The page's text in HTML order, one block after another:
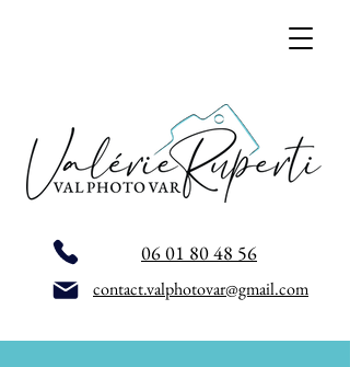
06 01 80 48 56
contact.valphotovar@gmail.com